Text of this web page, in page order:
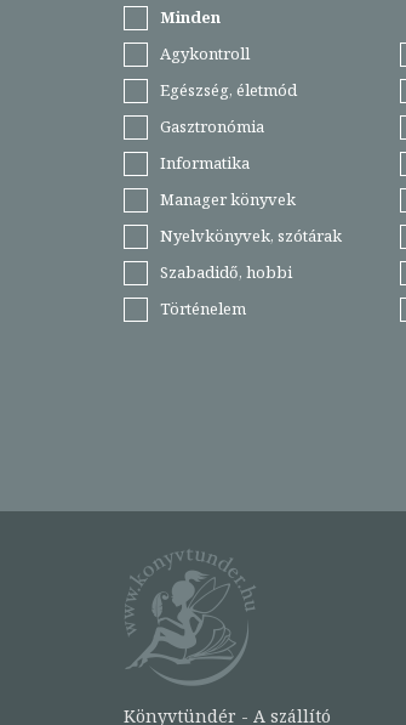
Minden
Agykontroll
Egészség, életmód
Gasztronómia
Informatika
Manager könyvek
Nyelvkönyvek, szótárak
Szabadidő, hobbi
Történelem
Könyvtündér - A szállító